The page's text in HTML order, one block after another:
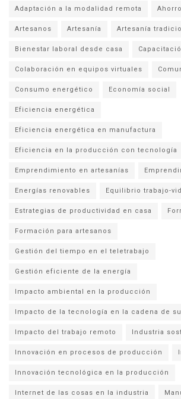
Adaptación a la modalidad remota
Artesanos Artesanía Artesanía
Bienestar laboral desde casa
Colaboración en equipos virtuales
Consumo energético Economía social
Eficiencia energética
Eficiencia energética en manufactura
Eficiencia en la producción con tecnología
Emprendimiento en artesanías
Energías renovables Equilibrio trabajo-
Estrategias de productividad en casa
Formación para artesanos
Gestión del tiempo en el teletrabajo
Gestión eficiente de la energía
Impacto ambiental en la producción
Impacto de la tecnología en la cadena de
Impacto del trabajo remoto Industria
Innovación en procesos de producción
Innovación tecnológica en la producción
Internet de las cosas en la industria